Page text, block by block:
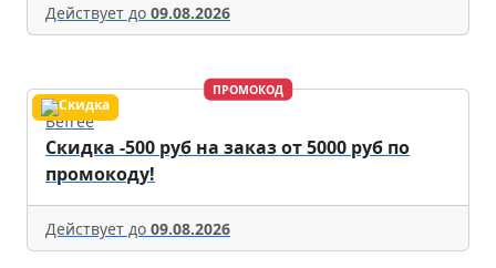
Действует до 09.08.2026
ПРОМОКОД
Befree
Скидка -500 руб на заказ от 5000 руб по
промокоду!
Действует до 09.08.2026